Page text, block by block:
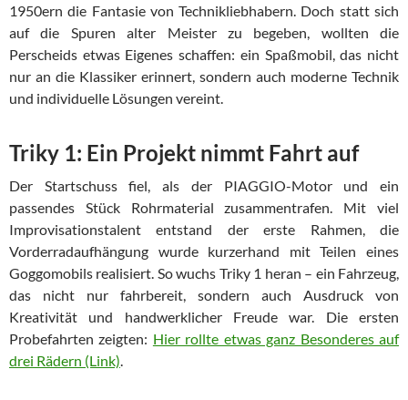
1950ern die Fantasie von Technikliebhabern. Doch statt sich
auf die Spuren alter Meister zu begeben, wollten die
Perscheids etwas Eigenes schaffen: ein Spaßmobil, das nicht
nur an die Klassiker erinnert, sondern auch moderne Technik
und individuelle Lösungen vereint.
Triky 1: Ein Projekt nimmt Fahrt auf
Der Startschuss fiel, als der PIAGGIO-Motor und ein
passendes Stück Rohrmaterial zusammentrafen. Mit viel
Improvisationstalent entstand der erste Rahmen, die
Vorderradaufhängung wurde kurzerhand mit Teilen eines
Goggomobils realisiert. So wuchs Triky 1 heran – ein Fahrzeug,
das nicht nur fahrbereit, sondern auch Ausdruck von
Kreativität und handwerklicher Freude war. Die ersten
Probefahrten zeigten: Hier rollte etwas ganz Besonderes auf
drei Rädern (Link)